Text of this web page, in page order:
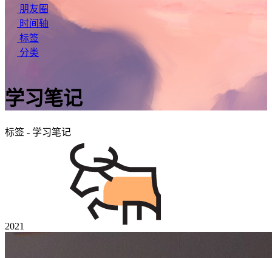
朋友圈
时间轴
标签
分类
学习笔记
标签 - 学习笔记
2021